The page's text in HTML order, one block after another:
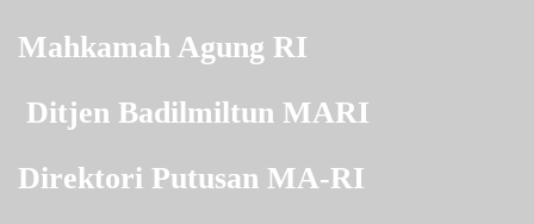
Mahkamah Agung RI
Ditjen Badilmiltun MARI
Direktori Putusan MA-RI